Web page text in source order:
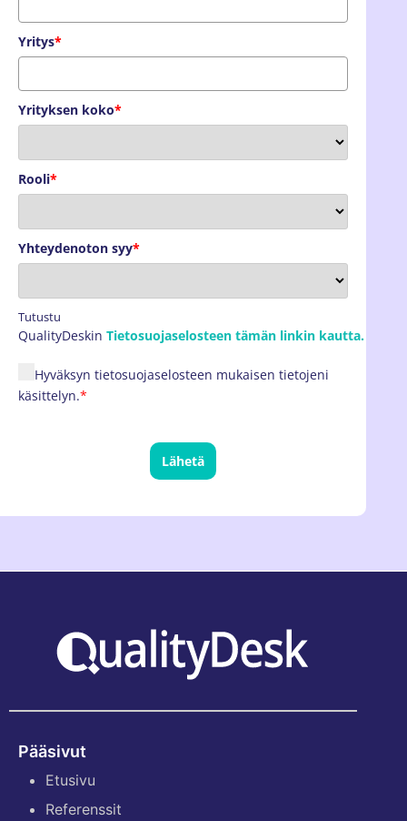
Yritys*
Yrityksen koko*
Rooli*
Yhteydenoton syy*
Tutustu
QualityDeskin Tietosuojaselosteen tämän linkin kautta.
Hyväksyn tietosuojaselosteen mukaisen tietojeni
käsittelyn.*
Lähetä
Pääsivut
Etusivu
Referenssit